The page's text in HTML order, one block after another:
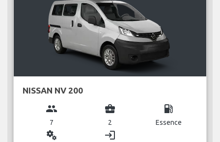
NISSAN NV 200
group
7
business_center
2
local_gas_station
Essence
miscellaneous_services login